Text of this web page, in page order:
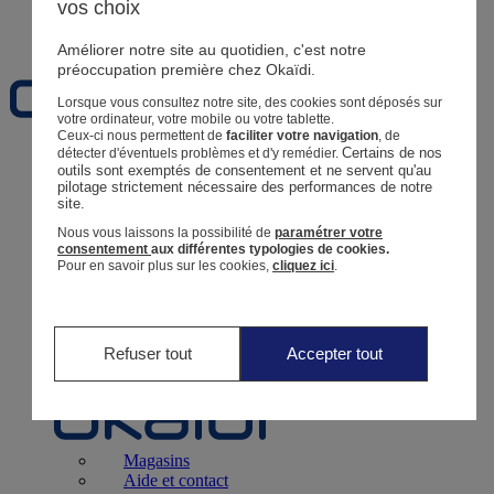
Naissance0 - 12 mois
Magasins
Retour
Bébé Fille3 mois - 5 ans
Magasins
Aide et contact
vos choix
Améliorer notre site au quotidien, c'est notre
préoccupation première chez Okaïdi.
Lorsque vous consultez notre site, des cookies sont déposés sur
votre ordinateur, votre mobile ou votre tablette.
Ceux-ci nous permettent defaciliter votre navigation , de
détecter d'éventuels problèmes et d'y remédier.Certains de nos
outils sont exemptés de consentement et ne servent qu'au
pilotage strictement nécessaire des performances de notre
site.
Nous vous laissons la possibilité deparamétrer votre
consentementaux différentes typologies de cookies.
Pour en savoir plus sur les cookies,cliquez ici
Refuser tout Accepter tout